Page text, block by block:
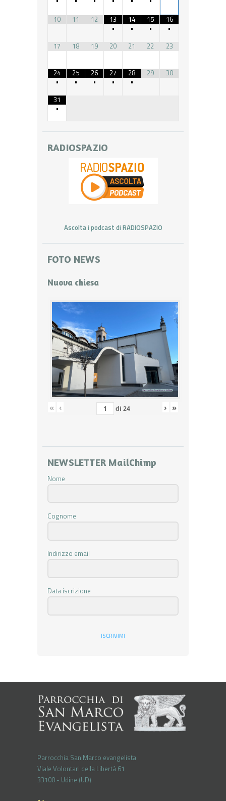
10 11 12
13
•
14
•
15
•
16
•
17
18 19 20 21 22 23
24
•
25
•
26
•
27
•
28
•
29 30
31
•
RADIOSPAZIO
Ascolta i podcast di RADIOSPAZIO
FOTO NEWS
Nuova chiesa
« ‹ di 24 › »
NEWSLETTER MailChimp
Nome
Cognome
Indirizzo email
Data iscrizione
ISCRIVIMI
Parrocchia San Marco evangelista
Viale Volontari della Libertá 61
33100 - Udine (UD)